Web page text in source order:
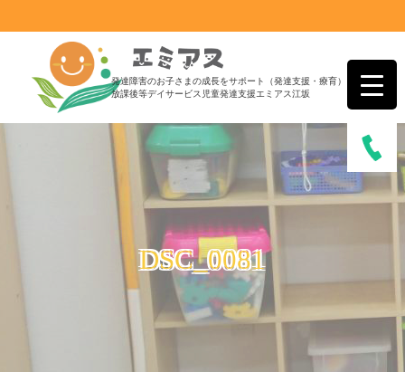
発達障害のお子さまの成長をサポート（発達支援・療育）
放課後等デイサービス児童発達支援エミアス江坂
DSC_0081